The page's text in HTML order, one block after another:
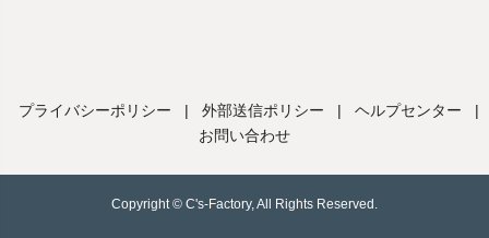
プライバシーポリシー | 外部送信ポリシー | ヘルプセンター
|
お問い合わせ
Copyright © C's-Factory, All Rights Reserved.